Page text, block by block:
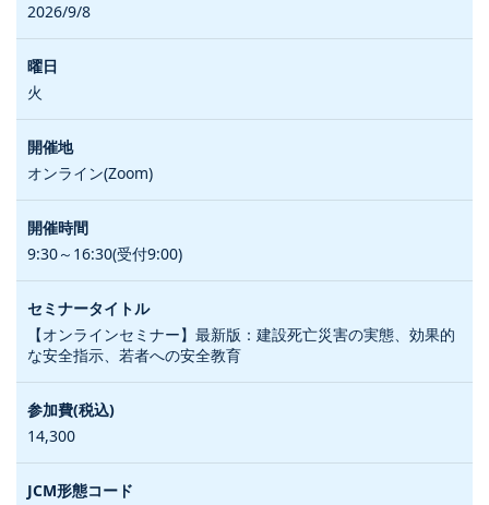
2026/9/8
火
オンライン(Zoom)
9:30～16:30(受付9:00)
【オンラインセミナー】最新版：建設死亡災害の実態、効果的
な安全指示、若者への安全教育
14,300